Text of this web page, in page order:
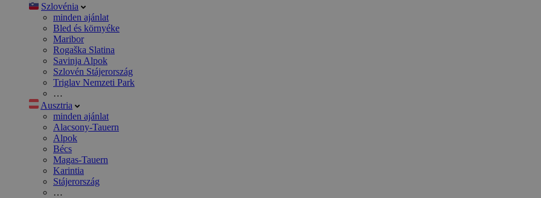
Szlovénia
minden ajánlat
Bled és környéke
Maribor
Rogaška Slatina
Savinja Alpok
Szlovén Stájerország
Triglav Nemzeti Park
…
Ausztria
minden ajánlat
Alacsony-Tauern
Alpok
Bécs
Magas-Tauern
Karintia
Stájerország
…